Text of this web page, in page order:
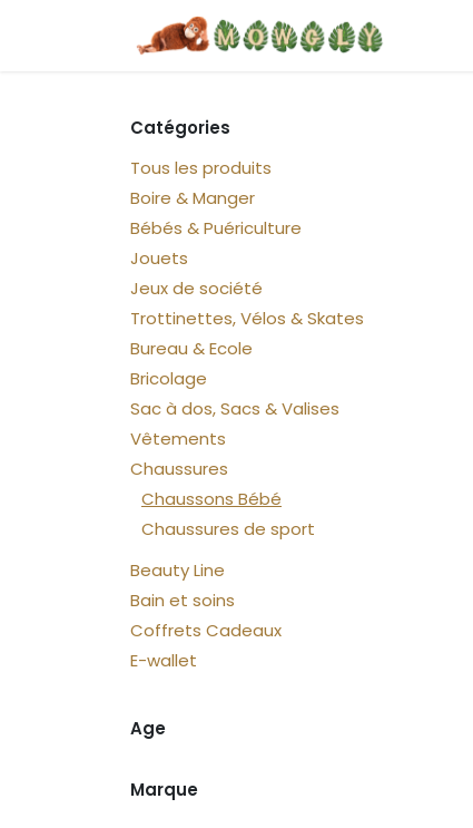
Catégories
Tous les produits
Boire & Manger
Bébés & Puériculture
Jouets
Jeux de société
Trottinettes, Vélos & Skates
Bureau & Ecole
Bricolage
Sac à dos, Sacs & Valises
Vêtements
Chaussures
Chaussons Bébé
Chaussures de sport
Beauty Line
Bain et soins
Coffrets Cadeaux
E-wallet
Age
Marque